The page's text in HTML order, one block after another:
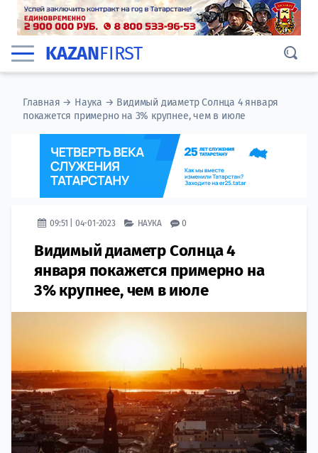
KAZANFIRST
Главная → Наука → Видимый диаметр Солнца 4 января
покажется примерно на 3% крупнее, чем в июле
09:51 | 04-01-2023 НАУКА 0
Видимый диаметр Солнца 4
января покажется примерно на
3% крупнее, чем в июле